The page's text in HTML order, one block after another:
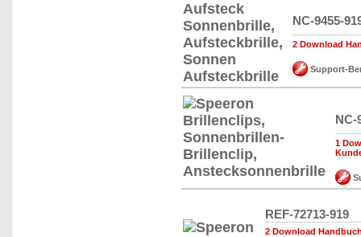
NC-9455-
2 Download
Support-
NC-
1
REF-72713-919
2 Download